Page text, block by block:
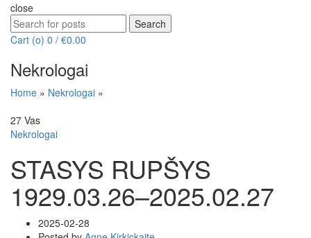
close
Search
for:
Search
Cart (o) 0 / €0.00
Nekrologai
Home » Nekrologai »
27 Vas
Nekrologai
STASYS RUPŠYS
1929.03.26–2025.02.27
2025-02-28